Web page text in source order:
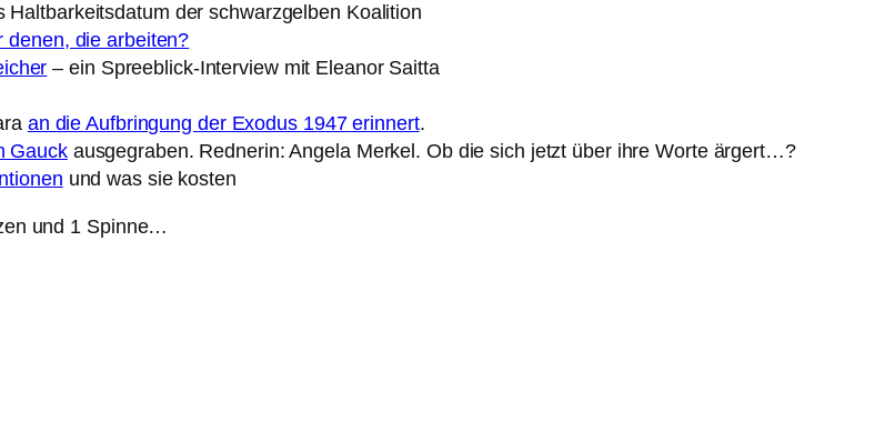
Haltbarkeitsdatum der schwarzgelben Koalition
denen, die arbeiten?
– ein Spreeblick-Interview mit Eleanor Saitta
an die Aufbringung der Exodus 1947 erinnert.
Gauckausgegraben. Rednerin: Angela Merkel. Ob die sich jetzt über ihre Worte ärgert…?
und was sie kosten
und 1 Spinne…